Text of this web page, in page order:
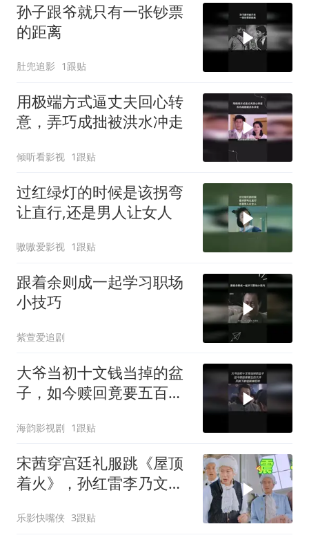
孙子跟爷就只有一张钞票
的距离
肚兜追影 1跟贴
用极端方式逼丈夫回心转
意，弄巧成拙被洪水冲走
倾听看影视 1跟贴
过红绿灯的时候是该拐弯
让直行,还是男人让女人
嗷嗷爱影视 1跟贴
跟着余则成一起学习职场
小技巧
紫萱爱追剧
大爷当初十文钱当掉的盆
子，如今赎回竟要五百大
海韵影视剧 1跟贴
宋茜穿宫廷礼服跳《屋顶
着火》，孙红雷李乃文当
情包全网疯传！
乐影快嘴侠 3跟贴